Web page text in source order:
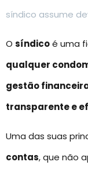
síndico assume
O síndicoé uma
qualquer
gestão
transparente e
Uma das suas
contas, que não